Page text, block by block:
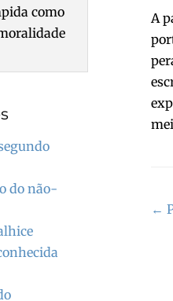
A
←
como
do não-